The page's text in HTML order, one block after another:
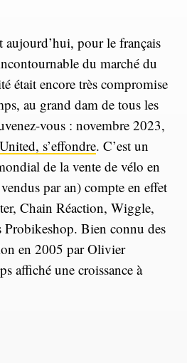
aujourd’hui, pour le français
du marché du
était encore très compromise
au grand dam de tous les
vous : novembre 2023,
s’effondre. C’est un
de la vente de vélo en
par an) compte en effet
Chain Réaction, Wiggle,
Probikeshop. Bien connu des
en 2005 par Olivier
affiché une croissance à